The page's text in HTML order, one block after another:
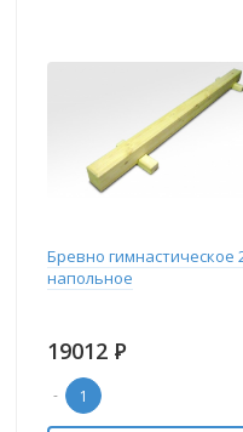
Бревно гимнастическое
напольное
19012 Р
-